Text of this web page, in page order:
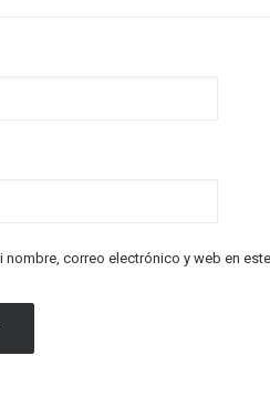
nombre, correo electrónico y web en